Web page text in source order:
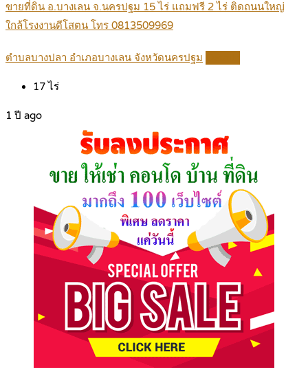
ขายที่ดิน อ.บางเลน จ.นครปฐม 15 ไร่ แถมฟรี 2 ไร่ ติดถนนใหญ่
ใกล้โรงงานดีโสตน โทร 0813509969
ตำบลบางปลา อำเภอบางเลน จังหวัดนครปฐม
17ไร่
1 ปี ago